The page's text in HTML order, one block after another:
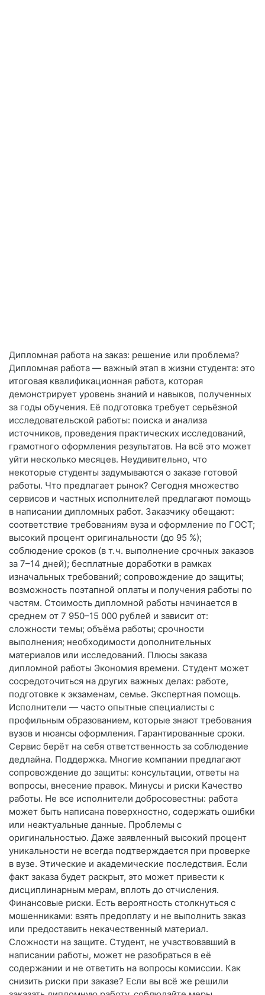
Дипломная работа на заказ: решение или проблема?
Дипломная работа — важный этап в жизни студента: это
итоговая квалификационная работа, которая
демонстрирует уровень знаний и навыков, полученных
за годы обучения. Её подготовка требует серьёзной
исследовательской работы: поиска и анализа
источников, проведения практических исследований,
грамотного оформления результатов. На всё это может
уйти несколько месяцев. Неудивительно, что
некоторые студенты задумываются о заказе готовой
работы. Что предлагает рынок? Сегодня множество
сервисов и частных исполнителей предлагают помощь
в написании дипломных работ. Заказчику обещают:
соответствие требованиям вуза и оформление по ГОСТ;
высокий процент оригинальности (до 95 %);
соблюдение сроков (в т. ч. выполнение срочных заказов
за 7–14 дней); бесплатные доработки в рамках
изначальных требований; сопровождение до защиты;
возможность поэтапной оплаты и получения работы по
частям. Стоимость дипломной работы начинается в
среднем от 7 950–15 000 рублей и зависит от:
сложности темы; объёма работы; срочности
выполнения; необходимости дополнительных
материалов или исследований. Плюсы заказа
дипломной работы Экономия времени. Студент может
сосредоточиться на других важных делах: работе,
подготовке к экзаменам, семье. Экспертная помощь.
Исполнители — часто опытные специалисты с
профильным образованием, которые знают требования
вузов и нюансы оформления. Гарантированные сроки.
Сервис берёт на себя ответственность за соблюдение
дедлайна. Поддержка. Многие компании предлагают
сопровождение до защиты: консультации, ответы на
вопросы, внесение правок. Минусы и риски Качество
работы. Не все исполнители добросовестны: работа
может быть написана поверхностно, содержать ошибки
или неактуальные данные. Проблемы с
оригинальностью. Даже заявленный высокий процент
уникальности не всегда подтверждается при проверке
в вузе. Этические и академические последствия. Если
факт заказа будет раскрыт, это может привести к
дисциплинарным мерам, вплоть до отчисления.
Финансовые риски. Есть вероятность столкнуться с
мошенниками: взять предоплату и не выполнить заказ
или предоставить некачественный материал.
Сложности на защите. Студент, не участвовавший в
написании работы, может не разобраться в её
содержании и не ответить на вопросы комиссии. Как
снизить риски при заказе? Если вы всё же решили